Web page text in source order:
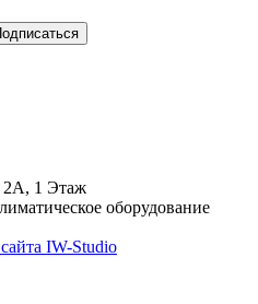
2А, 1 Этаж
оборудование